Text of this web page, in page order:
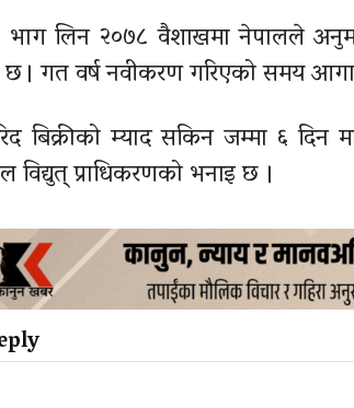
भाग लिन २०७८ वैशाखमा नेपालले
छ । गत वर्ष नवीकरण गरिएको समय
बिक्रीको म्याद सकिन जम्मा ६ दिन
प्राधिकरणको भनाइ छ ।